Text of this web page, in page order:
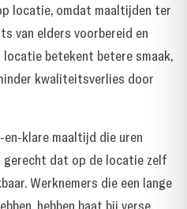
locatie, omdat maaltijden ter
van elders voorbereid en
betekent betere smaak,
kwaliteitsverlies door
klare maaltijd die uren
gerecht dat op de locatie zelf
Werknemers die een lange